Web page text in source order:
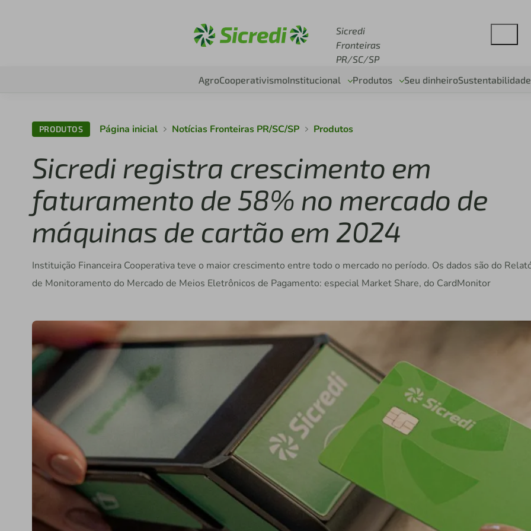
Sicredi
Fronteiras
PR/SC/SP
AgroCooperativismoInstitucional Produtos Seu dinheiroSustentabilidade
PRODUTOS Página inicial Notícias Fronteiras PR/SC/SP Produtos
Sicredi registra crescimento em
faturamento de 58% no mercado de
máquinas de cartão em 2024
Instituição Financeira Cooperativa teve o maior crescimento entre todo o mercado no período. Os dados são do
de Monitoramento do Mercado de Meios Eletrônicos de Pagamento: especial Market Share, do CardMonitor